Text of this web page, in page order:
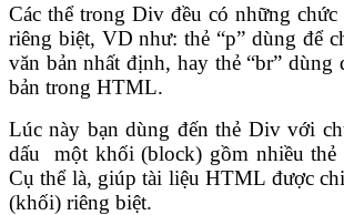
Các thể trong Div đều có những chức
riêng biệt, VD như: thẻ “p” dùng để
văn bản nhất định, hay thẻ “br” dùng
bản trong HTML.
Lúc này bạn dùng đến thẻ Div với
dấu một khối (block) gồm nhiều thẻ
Cụ thể là, giúp tài liệu HTML được
(khối) riêng biệt.